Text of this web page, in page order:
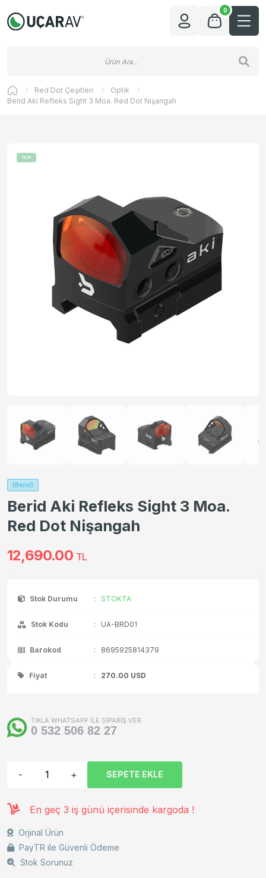
0
Red Dot Çeşitleri
Optik
Berid Aki Refleks Sight 3 Moa. Red Dot Nişangah
YENİ
(Berid)
Berid Aki Refleks Sight 3 Moa.
Red Dot Nişangah
12,690.00 TL
Stok Durumu : STOKTA
Stok Kodu : UA-BRD01
Barokod : 8695925814379
Fiyat : 270.00 USD
TIKLA WHATSAPP İLE SİPARİŞ VER
0 532 506 82 27
- + SEPETE EKLE
En geç 3 iş günü içerisinde kargoda !
Orjinal Ürün
PayTR ile Güvenli Ödeme
Stok Sorunuz